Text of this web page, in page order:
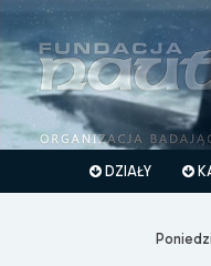
DZIAŁY